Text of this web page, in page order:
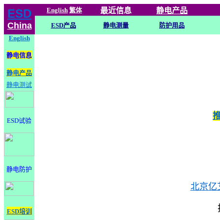
ESD
China
English 繁体 最近信息 静电产品
ESD产品 静电测量
防护用品
English
静电信息
静电产品
静电测试
ESD试验
静电防护
ESD培训
北京亿